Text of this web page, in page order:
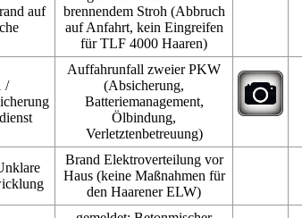
auf
brennendem Stroh (Abbruch
auf Anfahrt, kein Eingreifen
für TLF 4000 Haaren)
/
Auffahrunfall zweier PKW
(Absicherung,
Batteriemanagement,
Ölbindung,
Verletztenbetreuung)
Brand Elektroverteilung vor
Haus (keine Maßnahmen für
den Haarener ELW)